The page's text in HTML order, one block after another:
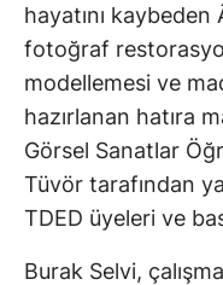
hayatını kaybeden
fotoğraf
modellemesi ve
hazırlanan hatıra
Görsel Sanatlar
Tüvör tarafından
TDED üyeleri ve
Burak Selvi,